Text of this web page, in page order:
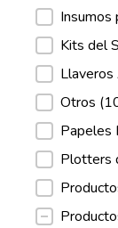
Insumos
Kits del
Llaveros
Otros
Papeles
Plotters